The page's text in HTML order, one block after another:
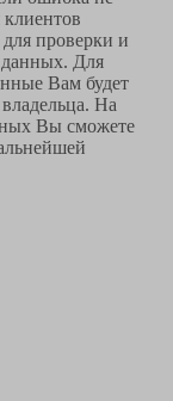
клиентов
для проверки и
Для
Вам будет
На
Вы сможете